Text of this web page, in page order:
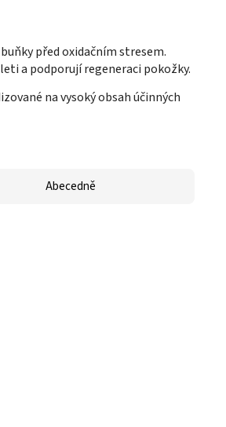
před oxidačním stresem.
a podporují regeneraci pokožky.
na vysoký obsah účinných
Abecedně